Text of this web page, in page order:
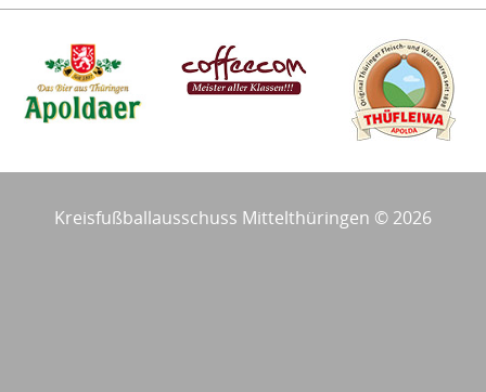
Kreisfußballausschuss Mittelthüringen © 2026